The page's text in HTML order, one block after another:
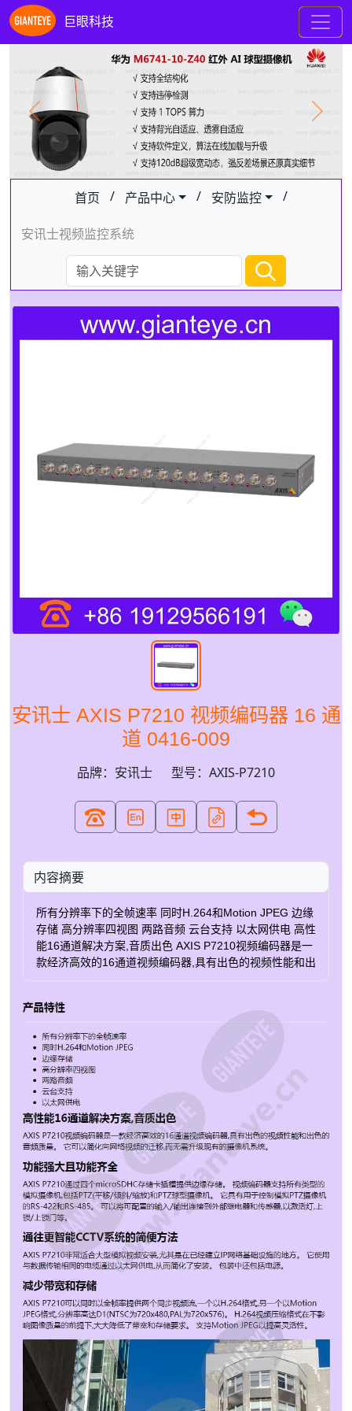
巨眼科技
Previous Next
首页 / 产品中心 / 安防监控 /
安讯士视频监控系统
安讯士 AXIS P7210 视频编码器 16 通
道 0416-009
品牌：安讯士 型号：AXIS-P7210
内容摘要
所有分辨率下的全帧速率 同时H.264和Motion JPEG 边缘
存储 高分辨率四视图 两路音频 云台支持 以太网供电 高性
能16通道解决方案,音质出色 AXIS P7210视频编码器是一
款经济高效的16通道视频编码器,具有出色的视频性能和出
通过四个microSDHC存储卡插槽提供边缘存储。 视频编
码器支持所有类型的模拟摄像机,包括PTZ(平移/倾斜/缩
放)和PTZ球型摄像机。 它具有用于控制模拟PTZ摄像机
的RS-422和RS-485。 可以将可配置的输入/输出连接到外
部继电器和传感器,以激活灯,上锁/上锁门等。 通往更智能
CCTV系统的简便方法 AXIS P7210非常适合大型模拟视频
安装,尤其是在已经建立IP网络基础设施的地方。 它使用
与数据传输相同的电缆通过以太网供电,从而简化了安装。
包装中还包括电源。 减少带宽和存储 AXIS P7210可以同
时以全帧率提供两个同步视频流,一个以H.264格式,另一个
以Motion JPEG格式,分辨率高达D1(NTSC为
720x480,PAL为720x576)。 H.264视频压缩格式在不影响
图像质量的前提下,大大降低了带宽和存储要求。 支持
Motion JPEG以提高灵活性。 麻省总医院(MGH) 马萨诸
塞州总医院通过具有Axis视频编码器和安讯士网络摄像机
的高性价比IP升级来简化和扩展视频安全系统